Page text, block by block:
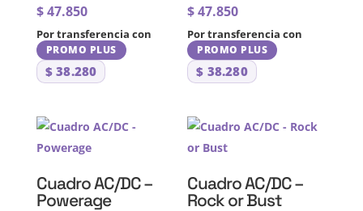
$47.850
Por transferencia con
PROMO PLUS
$ 38.280
$47.850
Por transferencia con
PROMO PLUS
$ 38.280
Cuadro AC/DC –
Powerage
Cuadro AC/DC –
Rock or Bust